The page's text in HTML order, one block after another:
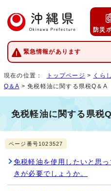
防災
緊急情報があります
現在の位置： トップページ > くら
Q＆A > 免税軽油に関する県税Q＆A
免税軽油に関する県税
ページ番号1023527
免税軽油を使用したいと思
きが必要でしょうか。